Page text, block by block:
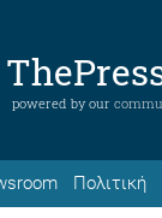
powered by our
Πολιτική